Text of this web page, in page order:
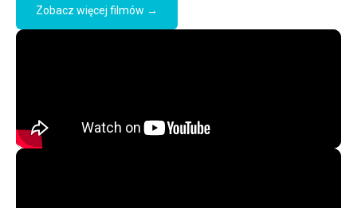
Zobacz więcej filmów →